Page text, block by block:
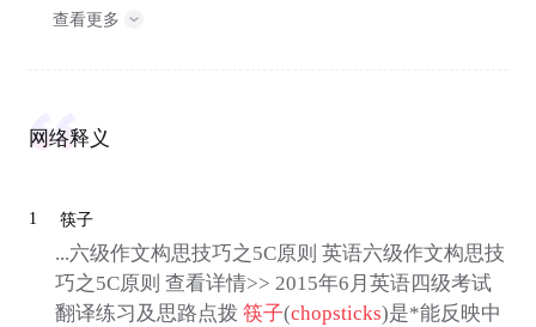
查看更多
网络释义
1 筷子
...六级作文构思技巧之5C原则 英语六级作文构思技
巧之5C原则 查看详情>> 2015年6月英语四级考试
翻译练习及思路点拨 筷子(chopsticks)是*能反映中